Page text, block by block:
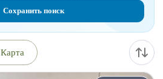
Сохранить поиск
Карта